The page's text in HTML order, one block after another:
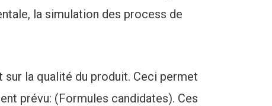
la simulation des process de
la qualité du produit. Ceci permet
prévu: (Formules candidates). Ces